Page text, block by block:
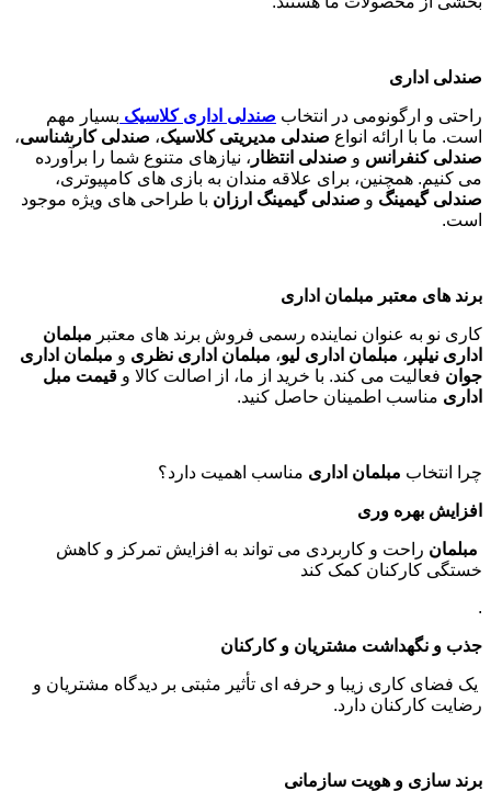
صندلی اداری
راحتی و ارگونومی در انتخاب صندلی اداری کلاسیک بسیار مهم
است. ما با ارائه انواع صندلی مدیریتی کلاسیک، صندلی کارشناسی،
صندلی کنفرانس و صندلی انتظار ، نیازهای متنوع شما را برآورده
می کنیم. همچنین، برای علاقه مندان به بازی های کامپیوتری،
صندلی گیمینگ و صندلی گیمینگ ارزان با طراحی های ویژه موجود
است.
برند های معتبر مبلمان اداری
کاری نو به عنوان نماینده رسمی فروش برند های معتبر مبلمان
اداری نیلپر ، مبلمان اداری لیو، مبلمان اداری نظری و مبلمان اداری
جوان فعالیت می کند. با خرید از ما، از اصالت کالا و قیمت مبل
اداری مناسب اطمینان حاصل کنید.
چرا انتخاب مبلمان اداری مناسب اهمیت دارد؟
افزایش بهره وری
مبلمان راحت و کاربردی می تواند به افزایش تمرکز و کاهش
خستگی کارکنان کمک کند
.
جذب و نگهداشت مشتریان و کارکنان
یک فضای کاری زیبا و حرفه ای تأثیر مثبتی بر دیدگاه مشتریان و
رضایت کارکنان دارد.
برند سازی و هویت سازمانی